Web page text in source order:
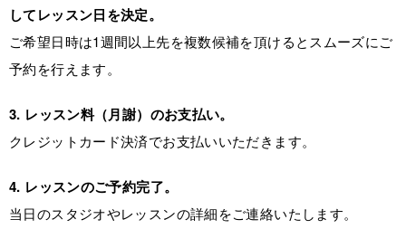
してレッスン日を決定。
ご希望日時は1週間以上先を複数候補を頂けるとスムーズにご
予約を行えます。
3. レッスン料（月謝）のお支払い。
クレジットカード決済でお支払いいただきます。
4. レッスンのご予約完了。
当日のスタジオやレッスンの詳細をご連絡いたします。